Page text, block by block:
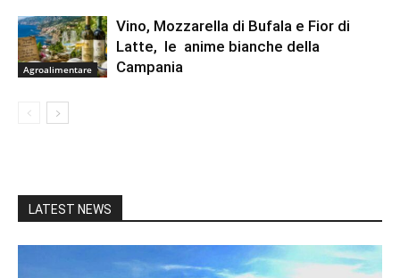
Agroalimentare
Vino, Mozzarella di Bufala e Fior di
Latte, le anime bianche della
Campania
LATEST NEWS